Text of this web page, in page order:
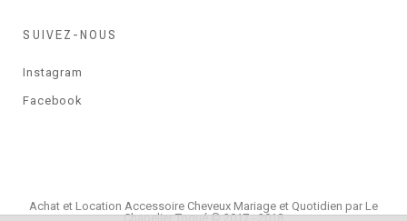
SUIVEZ-NOUS
Instagram
Facebook
Achat et Location Accessoire Cheveux Mariage et Quotidien par Le
Chapelier Toqué © 2017 - 2018